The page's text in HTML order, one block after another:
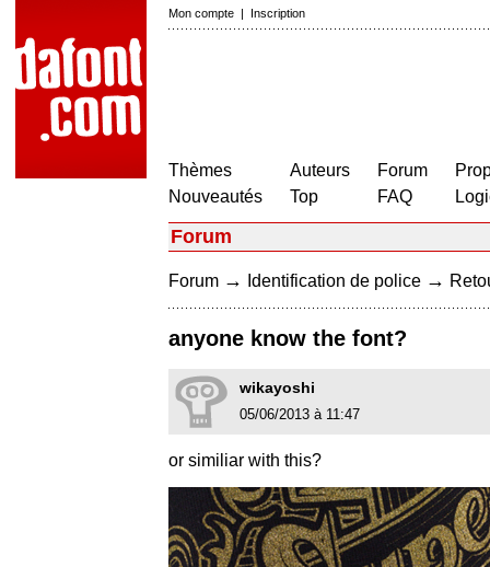
Mon compte | Inscription
Thèmes
Nouveautés
Auteurs
Top
Forum
FAQ
Forum
Forum → Identification de police →
anyone know the font?
wikayoshi
05/06/2013 à 11:47
or similiar with this?